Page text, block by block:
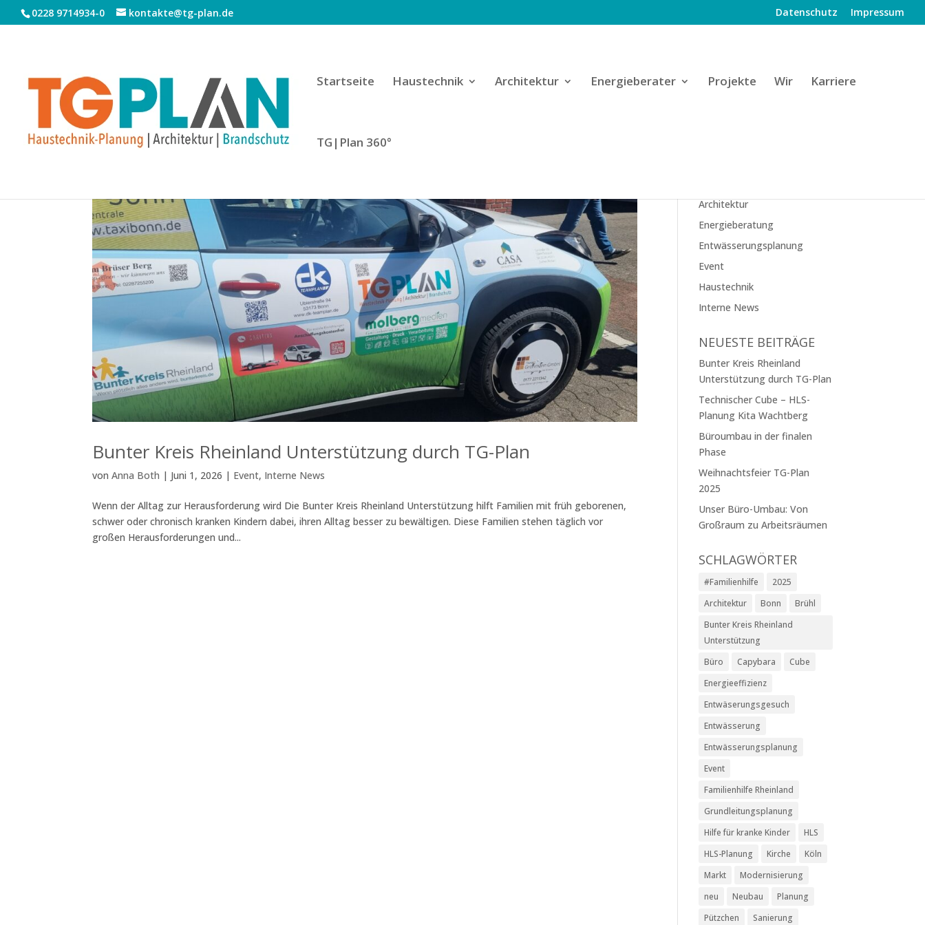
0228 9714934-0 kontakte@tg-plan.de Datenschutz Impressum
Startseite Haustechnik Architektur Energieberater Projekte Wir Karriere
TG|Plan 360°
Bunter Kreis Rheinland Unterstützung durch TG-Plan
vonAnna Both | Juni 1, 2026 | Event, Interne News
Wenn der Alltag zur Herausforderung wird Die Bunter Kreis Rheinland Unterstützung hilft Familien mit früh geborenen,
schwer oder chronisch kranken Kindern dabei, ihren Alltag besser zu bewältigen. Diese Familien stehen täglich vor
großen Herausforderungen und...
Architektur
Energieberatung
Entwässerungsplanung
Event
Haustechnik
Interne News
NEUESTE BEITRÄGE
Bunter Kreis Rheinland
Unterstützung durch TG-Plan
Technischer Cube – HLS-
Planung Kita Wachtberg
Büroumbau in der finalen
Phase
Weihnachtsfeier TG-Plan
2025
Unser Büro-Umbau: Von
Großraum zu Arbeitsräumen
SCHLAGWÖRTER
#Familienhilfe
2025
Architektur
Bonn
Brühl
Bunter Kreis Rheinland
Unterstützung
Büro
Capybara
Cube
Energieeffizienz
Entwäserungsgesuch
Entwässerung
Entwässerungsplanung
Event
Familienhilfe Rheinland
Grundleitungsplanung
Hilfe für kranke Kinder
HLS
HLS-Planung
Kirche
Köln
Markt
Modernisierung
neu
Neubau
Planung
Pützchen
Sanierung